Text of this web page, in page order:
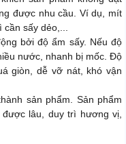
được nhu cầu. Ví dụ, mít
sấy dẻo,...
bởi độ ẩm sấy. Nếu độ
nước, nhanh bị mốc. Độ
giòn, dễ vỡ nát, khó vận
sản phẩm. Sản phẩm
lâu, duy trì hương vị,